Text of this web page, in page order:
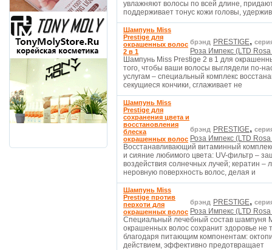
увлажняют волосы по всей длине,
поддерживает тонус кожи головы,
Шампунь Miss
Prestige для
окрашенных волос
2 в 1
брэнд PRESTIGE,
Роза Импекс (LTD
Шампунь Miss Prestige 2 в 1 для
того, чтобы ваши волосы выглядели по-
услугам – специальный комплекс
секущиеся кончики, сглаживает не
Шампунь Miss
Prestige для
сохранения цвета и
восстановления
блеска
окрашенных волос
брэнд PRESTIGE,
Роза Импекс (LTD
Восстанавливающий витаминный
и сияние любимого цвета: UV-фильтр –
воздействия солнечных лучей; кератин –
неровную поверхность волос, делая и
Шампунь Miss
Prestige против
перхоти для
окрашенных волос
брэнд PRESTIGE,
Роза Импекс (LTD
Специальный лечебный состав шампуня
окрашенных волос сохранит здоровье не
благодаря питающим компонентам:
действием, эффективно предотвращает